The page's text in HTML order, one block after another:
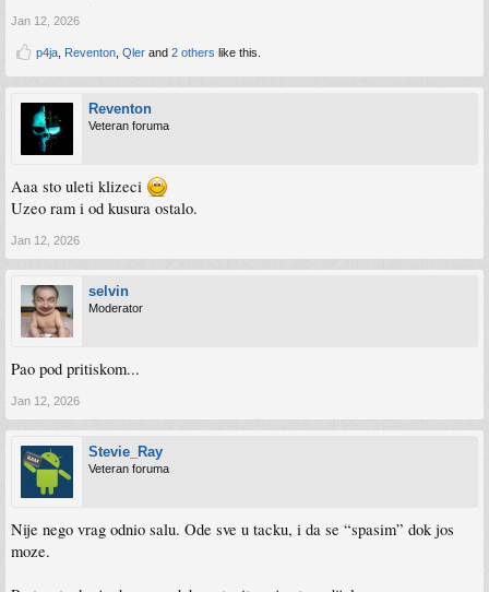
Jan 12, 2026
p4ja Reventon Qler and 2 others like this.
Reventon
Veteran foruma
Aaa sto uleti klizeci
Uzeo ram i od kusura ostalo.
Jan 12, 2026
selvin
Moderator
Pao pod pritiskom...
Jan 12, 2026
Stevie_Ray
Veteran foruma
Nije nego vrag odnio salu. Ode sve u tacku, i da se “spasim” dok jos
moze.